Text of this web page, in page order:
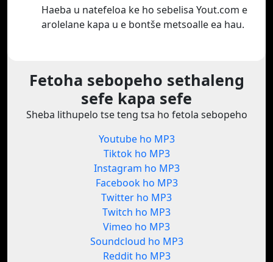
Haeba u natefeloa ke ho sebelisa Yout.com e
arolelane kapa u e bontše metsoalle ea hau.
Fetoha sebopeho sethaleng
sefe kapa sefe
Sheba lithupelo tse teng tsa ho fetola sebopeho
Youtube ho MP3
Tiktok ho MP3
Instagram ho MP3
Facebook ho MP3
Twitter ho MP3
Twitch ho MP3
Vimeo ho MP3
Soundcloud ho MP3
Reddit ho MP3